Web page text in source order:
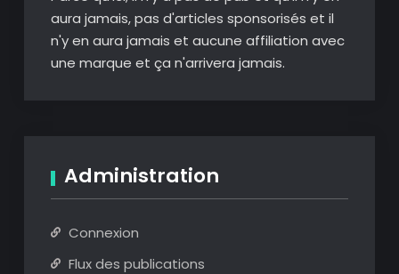
aura jamais, pas d'articles sponsorisés et il
n'y en aura jamais et aucune affiliation avec
une marque et ça n'arrivera jamais.
Administration
Connexion
Flux des publications